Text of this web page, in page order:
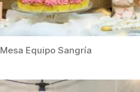
Mesa Equipo Sangría